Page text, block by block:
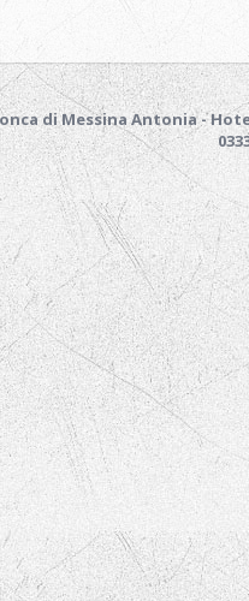
di Messina Antonia -